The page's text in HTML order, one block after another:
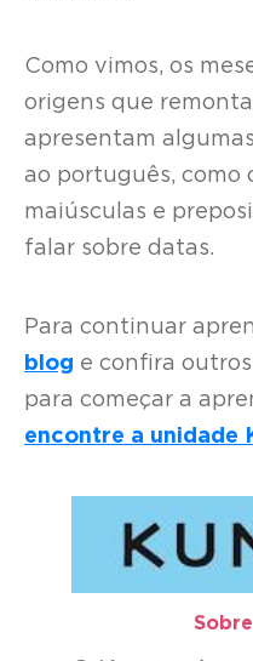
Como vimos, os
origens que
apresentam
ao português, como
maiúsculas e
falar sobre datas.
Para continuar
blog e confira
para começar a
encontre a unidade